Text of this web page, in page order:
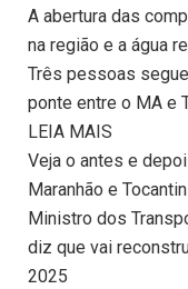
A abertura das
na região e a água
Três pessoas
ponte entre o MA e
LEIA MAIS
Veja o antes e
Maranhão e
Ministro dos
diz que vai
2025